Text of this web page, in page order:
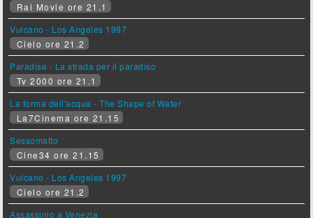
Rai Movie ore 21.1
Vulcano - Los Angeles 1997
Cielo ore 21.2
Paradise - La strada per il paradiso
Tv 2000 ore 21.1
La forma dell'acqua - The Shape of Water
La7Cinema ore 21.15
Sessomatto
Cine34 ore 21.15
Vulcano - Los Angeles 1997
Cielo ore 21.2
Assassinio a Venezia